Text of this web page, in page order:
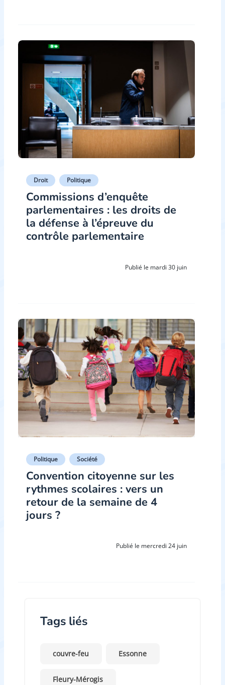
Droit Politique
Commissions d’enquête
parlementaires : les droits de
la défense à l’épreuve du
contrôle parlementaire
Publié le mardi 30 juin
Politique Société
Convention citoyenne sur les
rythmes scolaires : vers un
retour de la semaine de 4
jours ?
Publié le mercredi 24 juin
Tags liés
couvre-feu Essonne
Fleury-Mérogis